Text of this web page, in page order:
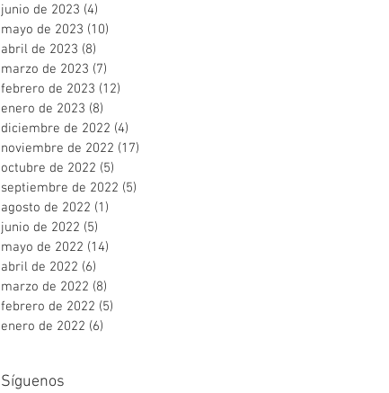
junio de 2023 (4)
mayo de 2023 (10)
abril de 2023 (8)
marzo de 2023 (7)
febrero de 2023 (12)
enero de 2023 (8)
diciembre de 2022 (4)
noviembre de 2022 (17)
octubre de 2022 (5)
septiembre de 2022 (5)
agosto de 2022 (1)
junio de 2022 (5)
mayo de 2022 (14)
abril de 2022 (6)
marzo de 2022 (8)
febrero de 2022 (5)
enero de 2022 (6)
Síguenos